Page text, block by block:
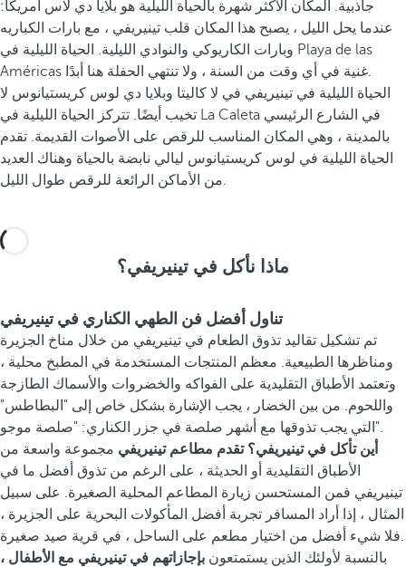
جاذبية. المكان الأكثر شهرة بالحياة الليلية هو بلايا دي لاس أمريكا:
عندما يحل الليل ، يصبح هذا المكان قلب تينيريفي ، مع بارات الكباريه
وبارات الكاريوكي والنوادي الليلية. الحياة الليلية في Playa de las
Américas غنية في أي وقت من السنة ، ولا تنتهي الحفلة هنا أبدًا.
الحياة الليلية في تينيريفي في لا كاليتا وبلايا دي لوس كريستيانوس لا
تخيب أيضًا. تتركز الحياة الليلية في La Caleta في الشارع الرئيسي
بالمدينة ، وهي المكان المناسب للرقص على الأصوات القديمة. تقدم
الحياة الليلية في لوس كريستيانوس ليالي نابضة بالحياة وهناك العديد
من الأماكن الرائعة للرقص طوال الليل.
ماذا نأكل في تينيريفي؟
تناول أفضل فن الطهي الكناري في تينيريفي
تم تشكيل تقاليد تذوق الطعام في تينيريفي من خلال مناخ الجزيرة
ومناظرها الطبيعية. معظم المنتجات المستخدمة في المطبخ محلية ،
وتعتمد الأطباق التقليدية على الفواكه والخضروات والأسماك الطازجة
واللحوم. من بين الخضار ، يجب الإشارة بشكل خاص إلى "البطاطس"
التي يجب تذوقها مع أشهر صلصة في جزر الكناري: "صلصة موجو".
أين تأكل في تينيريفي؟ تقدم مطاعم تينيريفي مجموعة واسعة من
الأطباق التقليدية أو الحديثة ، على الرغم من تذوق أفضل ما في
تينيريفي فمن المستحسن زيارة المطاعم المحلية الصغيرة. على سبيل
المثال ، إذا أراد المسافر تجربة أفضل المأكولات البحرية على الجزيرة ،
فلا شيء أفضل من اختيار مطعم على الساحل ، في قرية صيد صغيرة.
بالنسبة لأولئك الذين يستمتعون بإجازاتهم في تينيريفي مع الأطفال ،